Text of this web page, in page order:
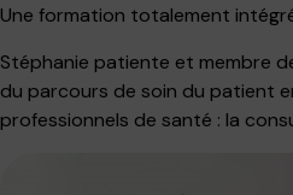
Une formation totalement
Stéphanie patiente et membre
du parcours de soin du patient
professionnels de santé : la